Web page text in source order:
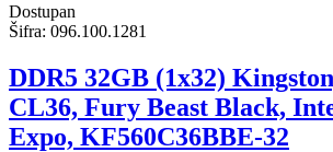
Dostupan
Šifra: 096.100.1281
DDR5 32GB (1x32)
CL36, Fury Beast Black,
Expo, KF560C36BBE-32